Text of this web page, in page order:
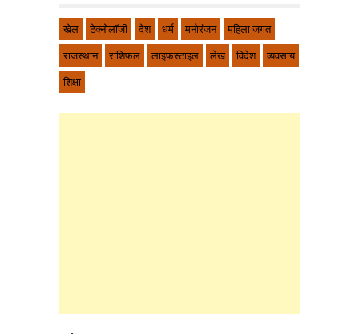
खेल टेक्नोलॉजी देश धर्म मनोरंजन
महिला जगत
राजस्थान
राशिफल लाइफस्टाइल लेख विदेश
व्यवसाय
शिक्षा